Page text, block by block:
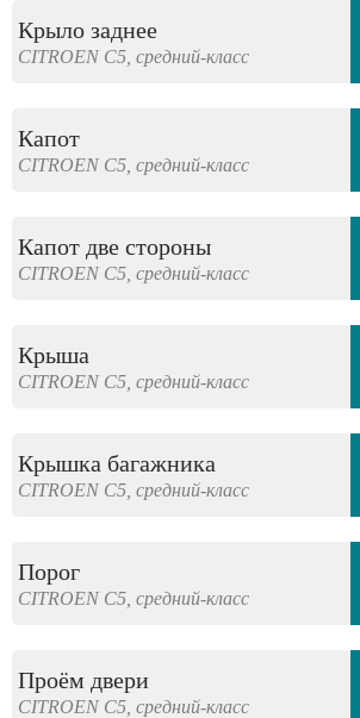
Крыло заднее
CITROEN C5, средний-класс
Капот
CITROEN C5, средний-класс
Капот две стороны
CITROEN C5, средний-класс
Крыша
CITROEN C5, средний-класс
Крышка багажника
CITROEN C5, средний-класс
Порог
CITROEN C5, средний-класс
Проём двери
CITROEN C5, средний-класс